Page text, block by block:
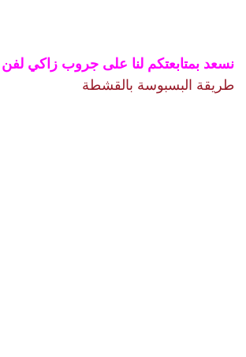
نسعد بمتابعتكم لنا على جروب زاكي
طريقة البسبوسة بالقشطة